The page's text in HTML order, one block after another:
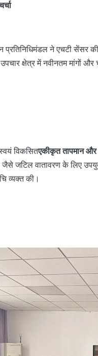
प्रतिनिधिमंडल ने एचटी सेंसर
क्षेत्र में नवीनतम मांगों और
विकसितएकीकृत तापमान
जटिल वातावरण के लिए
व्यक्त की।